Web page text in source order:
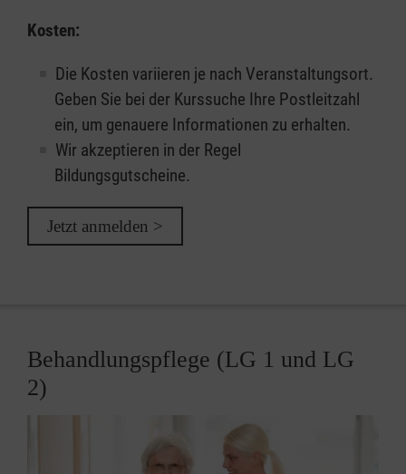
Kosten:
Die Kosten variieren je nach Veranstaltungsort.
Geben Sie bei der Kurssuche Ihre Postleitzahl
ein, um genauere Informationen zu erhalten.
Wir akzeptieren in der Regel
Bildungsgutscheine.
Jetzt anmelden >
Behandlungspflege (LG 1 und LG
2)